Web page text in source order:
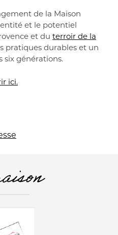
de la Maison
et le potentiel
et du terroir de la
pratiques durables et un
six générations.
ici.